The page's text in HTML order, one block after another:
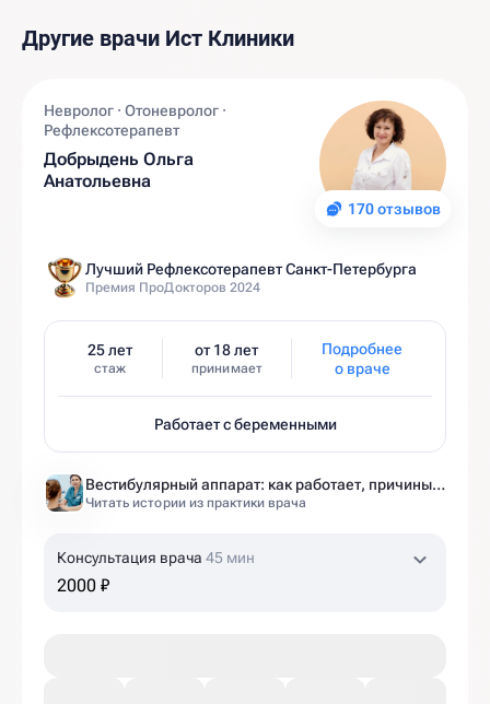
Другие врачи Ист Клиники
170 отзывов
Невролог · Отоневролог ·
Рефлексотерапевт
Добрыдень Ольга
Анатольевна
Лучший Рефлексотерапевт Санкт-Петербурга
Премия ПроДокторов 2024
25 лет
стаж
от 18 лет
принимает
Подробнее
о враче
Работает с беременными
Вестибулярный аппарат: как работает, причины нарушений и как тренировать?
Читать истории из практики врача
Консультация врача 45 мин
2000 ₽